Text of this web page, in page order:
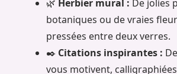
🌿 Herbier mural : De jolies
botaniques ou de vraies
pressées entre deux verres.
✒️ Citations inspirantes :
vous motivent,